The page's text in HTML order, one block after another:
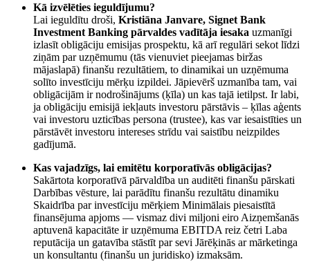
Kā izvēlēties ieguldījumu?
Lai ieguldītu droši, Kristiāna Janvare, Signet Bank
Investment Banking pārvaldes vadītāja iesaka uzmanīgi
izlasīt obligāciju emisijas prospektu, kā arī regulāri sekot līdzi
ziņām par uzņēmumu (tās vienuviet pieejamas biržas
mājaslapā) finanšu rezultātiem, to dinamikai un uzņēmuma
solīto investīciju mērķu izpildei. Jāpievērš uzmanība tam, vai
obligācijām ir nodrošinājums (ķīla) un kas tajā ietilpst. Ir labi,
ja obligāciju emisijā iekļauts investoru pārstāvis – ķīlas aģents
vai investoru uzticības persona (trustee), kas var iesaistīties un
pārstāvēt investoru intereses strīdu vai saistību neizpildes
gadījumā.
Kas vajadzīgs, lai emitētu korporatīvās obligācijas?
Sakārtota korporatīvā pārvaldība un auditēti finanšu pārskati
Darbības vēsture, lai parādītu finanšu rezultātu dinamiku
Skaidrība par investīciju mērķiem Minimālais piesaistītā
finansējuma apjoms — vismaz divi miljoni eiro Aizņemšanās
aptuvenā kapacitāte ir uzņēmuma EBITDA reiz četri Laba
reputācija un gatavība stāstīt par sevi Jārēķinās ar mārketinga
un konsultantu (finanšu un juridisko) izmaksām.